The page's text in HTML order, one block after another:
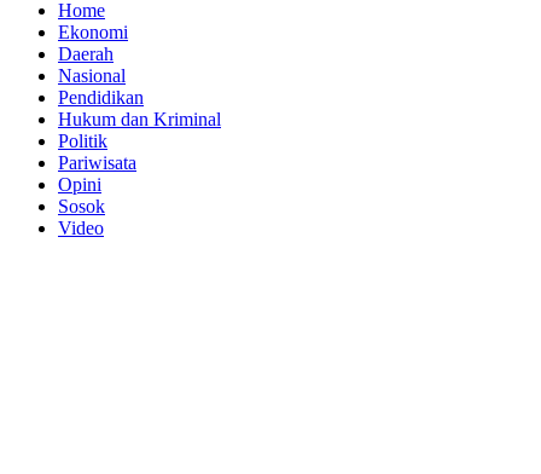
Home
Ekonomi
Daerah
Nasional
Pendidikan
Hukum dan Kriminal
Politik
Pariwisata
Opini
Sosok
Video